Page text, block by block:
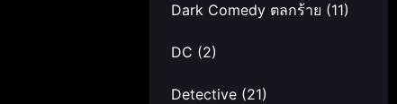
Dark Comedy ตลกร้าย (11)
DC (2)
Detective (21)